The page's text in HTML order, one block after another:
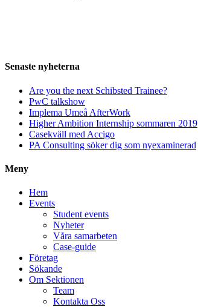
Senaste nyheterna
Are you the next Schibsted Trainee?
PwC talkshow
Implema Umeå AfterWork
Higher Ambition Internship sommaren 2019
Casekväll med Accigo
PA Consulting söker dig som nyexaminerad
Meny
Hem
Events
Student events
Nyheter
Våra samarbeten
Case-guide
Företag
Sökande
Om Sektionen
Team
Kontakta Oss